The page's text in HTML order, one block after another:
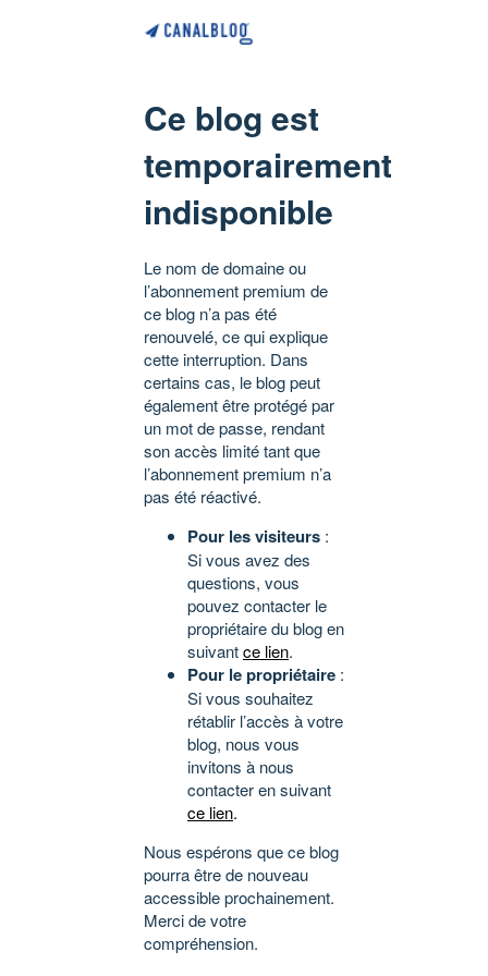
Ce blog est
temporairement
indisponible
Le nom de domaine ou
l’abonnement premium de
ce blog n’a pas été
renouvelé, ce qui explique
cette interruption. Dans
certains cas, le blog peut
également être protégé par
un mot de passe, rendant
son accès limité tant que
l’abonnement premium n’a
pas été réactivé.
Pour les visiteurs :
Si vous avez des
questions, vous
pouvez contacter le
propriétaire du blog en
suivantce lien.
Pour le propriétaire :
Si vous souhaitez
rétablir l’accès à votre
blog, nous vous
invitons à nous
contacter en suivant
ce lien.
Nous espérons que ce blog
pourra être de nouveau
accessible prochainement.
Merci de votre
compréhension.